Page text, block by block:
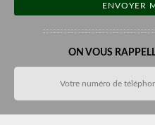
ON VOUS